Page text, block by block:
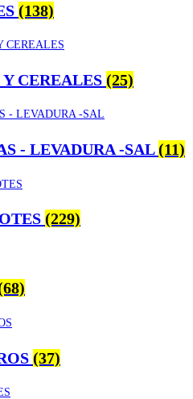
(138)
CEREALES (25)
- LEVADURA -SAL(11)
(229)
(37)